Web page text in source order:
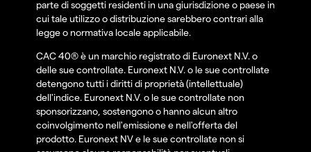
parte di soggetti residenti in una giurisdizione o paese in
cui tale utilizzo o distribuzione sarebbero contrari alla
legge o normativa locale applicabile.
CAC 40® è un marchio registrato di Euronext N.V. o
delle sue controllate. Euronext N.V. o le sue controllate
detengono tutti i diritti di proprietà (intellettuale)
dell'indice. Euronext N.V. o le sue controllate non
sponsorizzano, sostengono o hanno alcun altro
coinvolgimento nell'emissione e nell'offerta del
prodotto. Euronext NV e le sue controllate non si